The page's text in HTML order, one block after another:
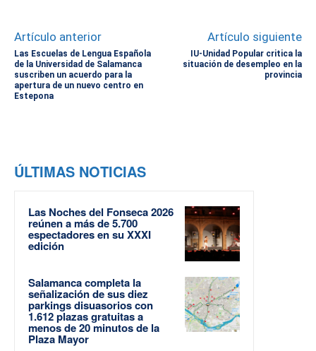
Artículo anterior
Las Escuelas de Lengua Española
de la Universidad de Salamanca
suscriben un acuerdo para la
apertura de un nuevo centro en
Estepona
Artículo siguiente
IU-Unidad Popular critica la
situación de desempleo en la
provincia
ÚLTIMAS NOTICIAS
Las Noches del Fonseca 2026
reúnen a más de 5.700
espectadores en su XXXI
edición
Salamanca completa la
señalización de sus diez
parkings disuasorios con
1.612 plazas gratuitas a
menos de 20 minutos de la
Plaza Mayor